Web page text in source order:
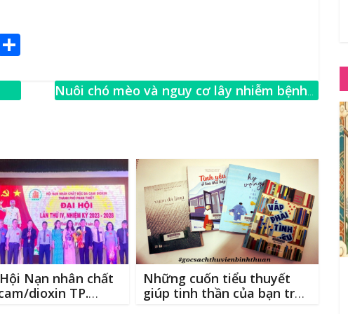
ar
Nuôi chó mèo và nguy cơ lây nhiễm bệnh
Nạn nhân chất
dioxin TP.
Những cuốn tiểu thuyết
giúp tinh thần của bạn trở